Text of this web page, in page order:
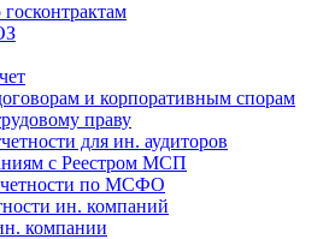
и корпоративным спорам
праву
для ин. аудиторов
с Реестром МСП
по МСФО
ин. компаний
компании